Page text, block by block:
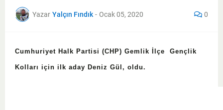
Yazar Yalçın Fındık - Ocak 05, 2020 0
Cumhuriyet Halk Partisi (CHP) Gemlik İlçe Gençlik
Kolları için ilk aday Deniz Gül, oldu.